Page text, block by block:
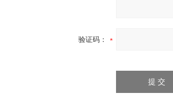
验证码：